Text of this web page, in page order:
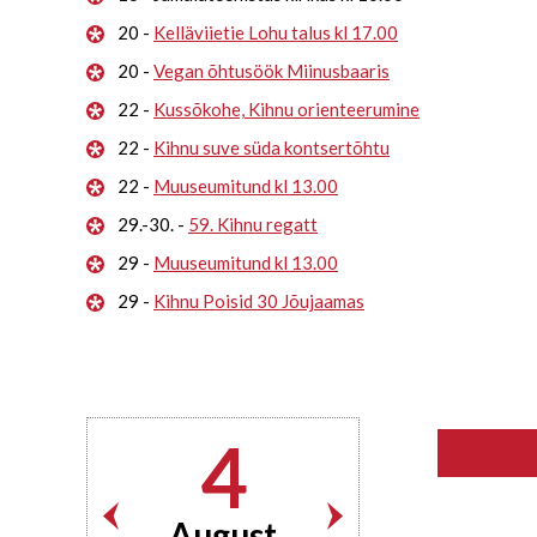
20 - Kelläviietie Lohu talus kl 17.00
20 - Vegan õhtusöök Miinusbaaris
22 - Kussõkohe, Kihnu orienteerumine
22 - Kihnu suve süda kontsertõhtu
22 - Muuseumitund kl 13.00
29.-30. - 59. Kihnu regatt
29 - Muuseumitund kl 13.00
29 - Kihnu Poisid 30 Jõujaamas
4